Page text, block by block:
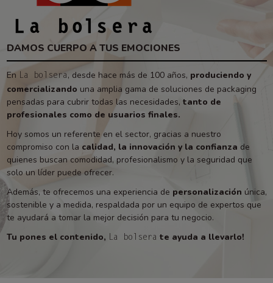
DAMOS CUERPO A TUS EMOCIONES
En La bolsera , desde hace más de 100 años, produciendo y
comercializando una amplia gama de soluciones de packaging
pensadas para cubrir todas las necesidades, tanto de
profesionales como de usuarios finales.
Hoy somos un referente en el sector, gracias a nuestro
compromiso con la calidad, la innovación y la confianza de
quienes buscan comodidad, profesionalismo y la seguridad que
solo un líder puede ofrecer.
Además, te ofrecemos una experiencia de personalización única,
sostenible y a medida, respaldada por un equipo de expertos que
te ayudará a tomar la mejor decisión para tu negocio.
Tu pones el contenido, La bolsera te ayuda a llevarlo!